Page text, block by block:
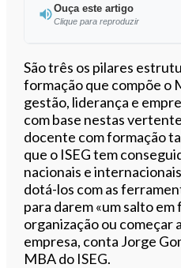
Ouça este artigo
Clique para reproduzir
Ouvir
São três os pilares
formação que compõe o
gestão, liderança e
com base nestas
docente com formação
que o ISEG tem
nacionais e
dotá-los com as
para darem «um salto em
organização ou começar
empresa, conta Jorge
MBA do ISEG.